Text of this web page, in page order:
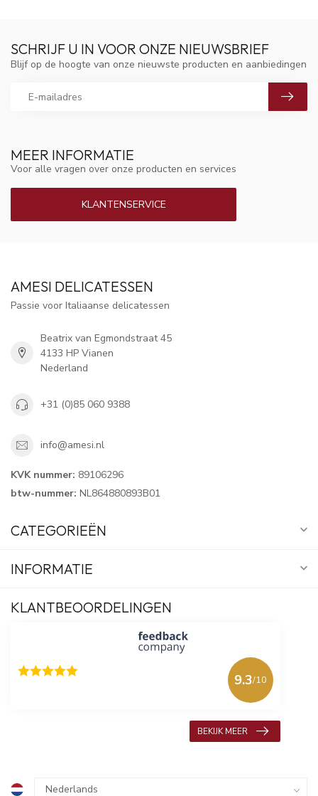
MEER INFORMATIE
Voor alle vragen over onze producten en services
KLANTENSERVICE
SCHRIJF U IN VOOR ONZE NIEUWSBRIEF
Blijf op de hoogte van onze nieuwste producten en aanbiedingen
AMESI DELICATESSEN
Passie voor Italiaanse delicatessen
Beatrix van Egmondstraat 45
4133 HP Vianen
Nederland
+31 (0)85 060 9388
info@amesi.nl
KVK nummer: 89106296
btw-nummer: NL864880893B01
CATEGORIEËN
INFORMATIE
KLANTBEOORDELINGEN
9.3/10
BEKIJK MEER